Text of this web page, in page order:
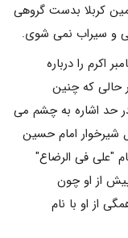
کربلا بدست گروهی
و سیراب نمی شوی.
اکرم را درباره
حالی که چنین
در حد اشاره به چشم می
شیرخوار امام حسین
"علی فی الرضاع"
از او چون
از او با نام